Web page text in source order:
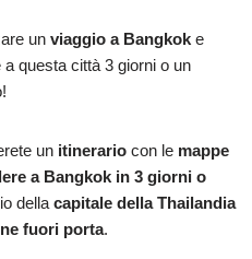
un viaggio a Bangkok e
questa città 3 giorni o un
un itinerario con le mappe
a Bangkok in 3 giorni o
della capitale della Thailandia
fuori porta.